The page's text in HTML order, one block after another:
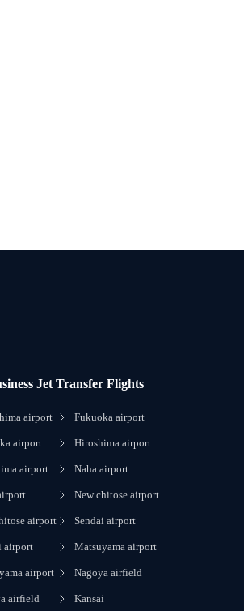
Jet Transfer Flights
airport
airport
airport
airport
airport
airport
airfield
Fukuoka airport
Hiroshima airport
Naha airport
New chitose airport
Sendai airport
Matsuyama airport
Nagoya airfield
Kansai